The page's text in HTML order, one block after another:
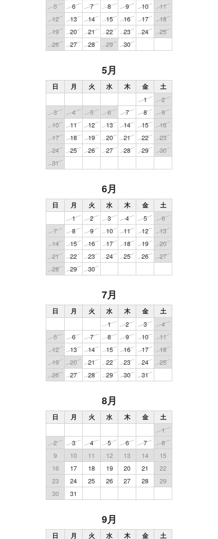
5
6 7 8 9 10
11
12
13 14 15 16 17
18
19
20 21 22 23 24
25
26
27 28 29 30
5月
日 月 火 水 木 金 土
1
2
3
4 5 6 7 8
9
10
11 12 13 14 15
16
17
18 19 20 21 22
23
24
25 26 27 28 29
30
31
6月
日 月 火 水 木 金 土
1 2 3 4 5
6
7
8 9 10 11 12
13
14
15 16 17 18 19
20
21
22 23 24 25 26
27
28
29 30
7月
日 月 火 水 木 金 土
1 2 3
4
5
6 7 8 9 10
11
12
13 14 15 16 17
18
19
20 21 22 23 24
25
26
27 28 29 30 31
8月
日 月 火 水 木 金 土
1
2
3 4 5 6 7
8
9
10 11 12 13 14
15
16
17 18 19 20 21
22
23
24 25 26 27 28
29
30
31
9月
日 月 火 水 木 金 土